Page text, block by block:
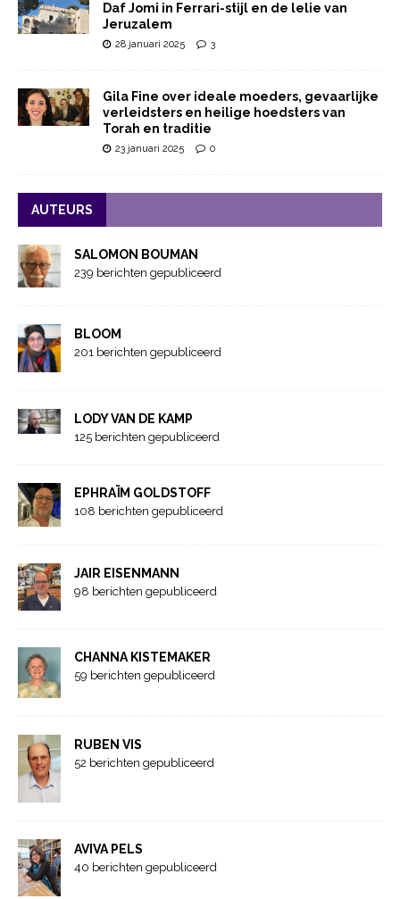
Daf Jomi in Ferrari-stijl en de lelie van
Jeruzalem
28 januari 2025 3
Gila Fine over ideale moeders, gevaarlijke
verleidsters en heilige hoedsters van
Torah en traditie
23 januari 2025 0
AUTEURS
SALOMON BOUMAN
239 berichten gepubliceerd
BLOOM
201 berichten gepubliceerd
LODY VAN DE KAMP
125 berichten gepubliceerd
EPHRAÏM GOLDSTOFF
108 berichten gepubliceerd
JAIR EISENMANN
98 berichten gepubliceerd
CHANNA KISTEMAKER
59 berichten gepubliceerd
RUBEN VIS
52 berichten gepubliceerd
AVIVA PELS
40 berichten gepubliceerd